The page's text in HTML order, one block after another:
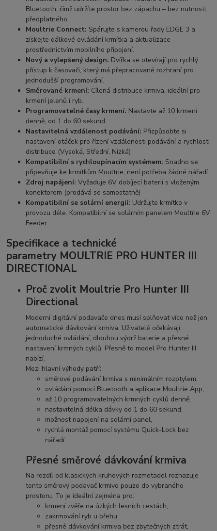
Bluetooth, čímž udržíte prostor bez zápachu – bez nutnosti
předplatného.
Moultrie Connect: Spárujte s kamerou řady EDGE 3 a
získejte dálkové ovládání krmítka a aktualizace
prostřednictvím mobilního připojení.
Nový a vylepšený design: Dvířka se otevírají pro rychlý
přístup k časovači, který má přepracované rozhraní pro
jednodušší programování.
Směrované krmení: Cílená distribuce krmiva, ideální pro
krmení jelenů i ryb.
Programovatelné časy krmení: Nastavte až 10 krmení
denně, od 1 do 60 sekund.
Nastavitelná vzdálenost podávání: Přizpůsobte si
nastavení otáček pro řízení vzdálenosti podávání a rychlosti
distribuce (Vysoká, Střední, Nízká)
Kompatibilní s rychloupínacím systémem: Snadno se
připevňuje ke krmítkům Moultrie, není potřeba žádné nářadí.
Zdroj napájení: Vyžaduje 6V dobíjecí baterii s vloženým
konektorem (prodává se samostatně)
Kompatibilní se solární energií: Udržujte krmítko v
provozu déle. Kompatibilní se solárním panelem Moultrie 6V
Feeder.
Specifikace a technické
parametry MOULTRIE PRO HUNTER III
DIRECTIONAL
Proč zvolit Moultrie Pro Hunter III
Directional
Moderní digitální podavače dnes musí splňovat více než jen
automatické dávkování krmiva. Uživatelé očekávají
jednoduché ovládání, dlouhou výdrž baterie a přesné
nastavení krmných cyklů. Přesně to model Pro Hunter III
nabízí.
Mezi hlavní výhody patří:
směrové podávání krmiva s minimálním rozptylem,
ovládání pomocí Bluetooth a aplikace Moultrie App,
až 10 programovatelných krmných cyklů denně,
nastavitelná délka dávky od 1 do 60 sekund,
možnost napojení na solární panel,
rychlá montáž pomocí systému Quick-Lock bez
nářadí.
Přesné směrové dávkování krmiva
Na rozdíl od klasických kruhových rozmetadel rozhazuje
tento směrový podavač krmivo pouze do vybraného
prostoru. To je ideální zejména pro:
krmení zvěře na úzkých lesních cestách,
zakrmování ryb u břehu,
přesné dávkování krmiva bez zbytečných ztrát,